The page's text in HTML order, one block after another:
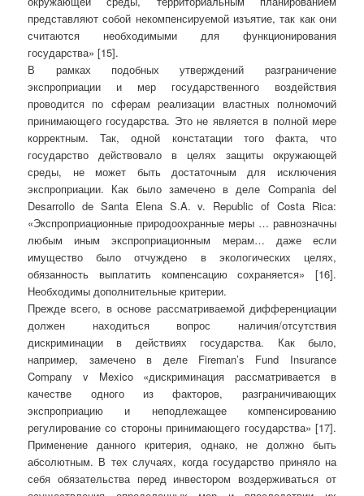
представляют собой некомпенсируемой изъятие, так как они
считаются необходимыми для функционирования
государства» [15].
В рамках подобных утверждений разграничение
экспроприации и мер государственного воздействия
проводится по сферам реализации властных полномочий
принимающего государства. Это не является в полной мере
корректным. Так, одной констатации того факта, что
государство действовало в целях защиты окружающей
среды, не может быть достаточным для исключения
экспроприации. Как было замечено в деле Compania del
Desarrollo de Santa Elena S.A. v. Republic of Costa Rica:
«Экспроприационные природоохранные меры … равнозначны
любым иным экспроприационным мерам… даже если
имущество было отчуждено в экологических целях,
обязанность выплатить компенсацию сохраняется» [16].
Необходимы дополнительные критерии.
Прежде всего, в основе рассматриваемой дифференциации
должен находиться вопрос наличия/отсутствия
дискриминации в действиях государства. Как было,
например, замечено в деле Fireman’s Fund Insurance
Company v Mexico «дискриминация рассматривается в
качестве одного из факторов, разграничивающих
экспроприацию и неподлежащее компенсированию
регулирование со стороны принимающего государства» [17].
Применение данного критерия, однако, не должно быть
абсолютным. В тех случаях, когда государство приняло на
себя обязательства перед инвестором воздерживаться от